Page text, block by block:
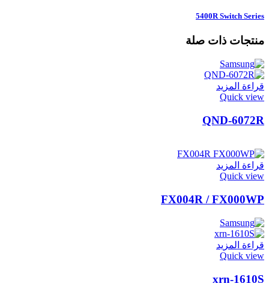
5400R Switch Series
منتجات ذات صلة
قراءة المزيد
Quick view
QND-6072R
قراءة المزيد
Quick view
FX004R / FX000WP
قراءة المزيد
Quick view
xrn-1610S